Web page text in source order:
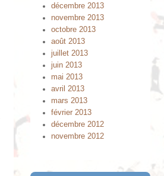
décembre 2013
novembre 2013
octobre 2013
août 2013
juillet 2013
juin 2013
mai 2013
avril 2013
mars 2013
février 2013
décembre 2012
novembre 2012